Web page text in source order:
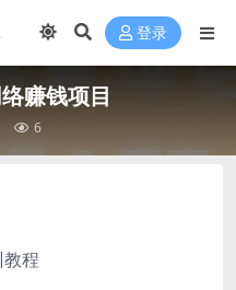
登录
赚钱项目
6
程